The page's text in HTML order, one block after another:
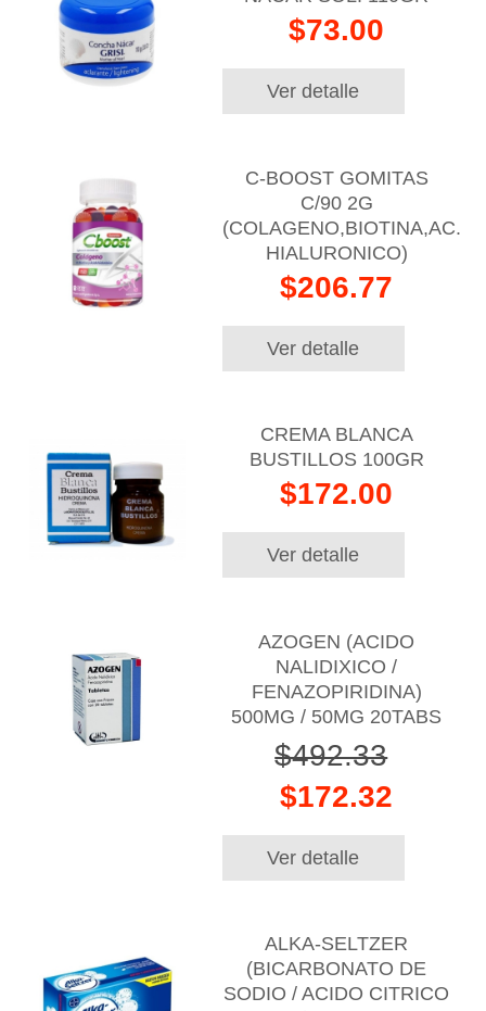
$73.00
Ver detalle
C-BOOST GOMITAS
C/90 2G
(COLAGENO,BIOTINA,AC.
HIALURONICO)
$206.77
Ver detalle
CREMA BLANCA
BUSTILLOS 100GR
$172.00
Ver detalle
AZOGEN (ACIDO
NALIDIXICO /
FENAZOPIRIDINA)
500MG / 50MG 20TABS
$492.33
$172.32
Ver detalle
ALKA-SELTZER
(BICARBONATO DE
SODIO / ACIDO CITRICO